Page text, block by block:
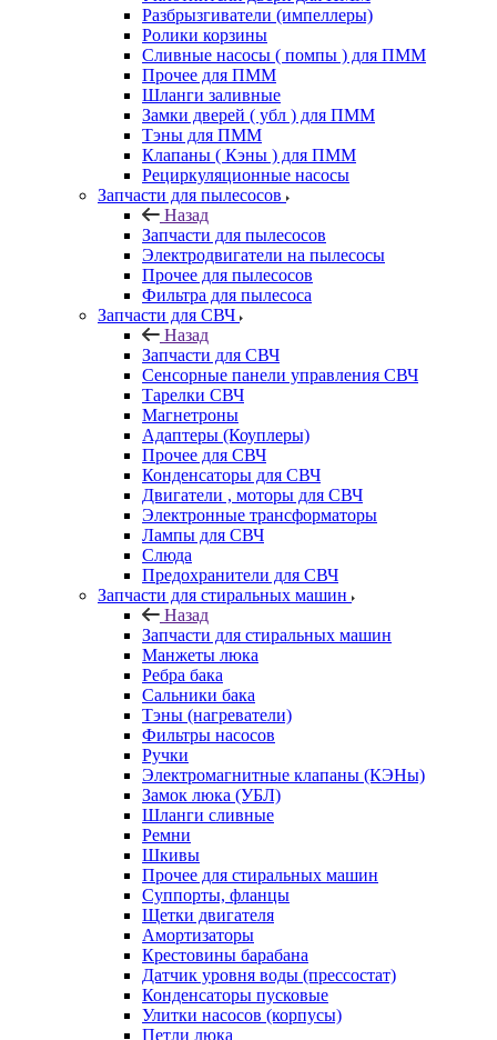
Разбрызгиватели (импеллеры)
Ролики корзины
Сливные насосы ( помпы ) для ПММ
Прочее для ПММ
Шланги заливные
Замки дверей ( убл ) для ПММ
Тэны для ПММ
Клапаны ( Кэны ) для ПММ
Рециркуляционные насосы
Запчасти для пылесосов
Назад
Запчасти для пылесосов
Электродвигатели на пылесосы
Прочее для пылесосов
Фильтра для пылесоса
Запчасти для СВЧ
Назад
Запчасти для СВЧ
Сенсорные панели управления СВЧ
Тарелки СВЧ
Магнетроны
Адаптеры (Коуплеры)
Прочее для СВЧ
Конденсаторы для СВЧ
Двигатели , моторы для СВЧ
Электронные трансформаторы
Лампы для СВЧ
Слюда
Предохранители для СВЧ
Запчасти для стиральных машин
Назад
Запчасти для стиральных машин
Манжеты люка
Ребра бака
Сальники бака
Тэны (нагреватели)
Фильтры насосов
Ручки
Электромагнитные клапаны (КЭНы)
Замок люка (УБЛ)
Шланги сливные
Ремни
Шкивы
Прочее для стиральных машин
Суппорты, фланцы
Щетки двигателя
Амортизаторы
Крестовины барабана
Датчик уровня воды (прессостат)
Конденсаторы пусковые
Улитки насосов (корпусы)
Петли люка